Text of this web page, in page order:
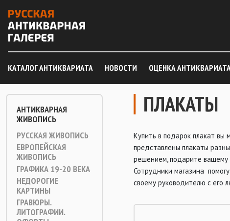
КАТАЛОГ АНТИКВАРИАТА НОВОСТИ ОЦЕНКА
АНТИКВАРНАЯ
ЖИВОПИСЬ
РУССКАЯ ЖИВОПИСЬ
ЕВРОПЕЙСКАЯ
ЖИВОПИСЬ
ГРАФИКА 19-20 ВЕКА
НЕДОРОГИЕ
КАРТИНЫ
ГРАВЮРЫ.
ЛИТОГРАФИИ.
ПЛАКАТЫ
Купить в подарок плакат
представлены плакаты
решением, подарите вашему
Сотрудники магазина
своему руководителю с его